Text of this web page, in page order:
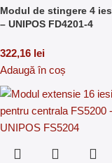
Modul de stingere 4
– UNIPOS FD4201-4
322,16 lei
Adaugă în coș